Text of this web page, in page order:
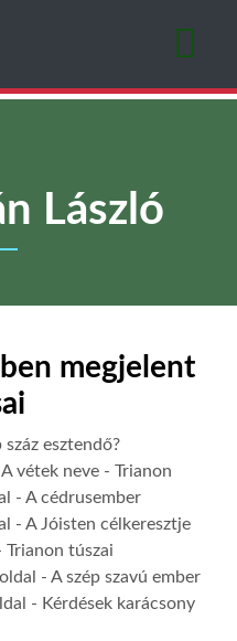
László
megjelent
száz esztendő?
A vétek neve - Trianon
- A cédrusember
- A Jóisten célkeresztje
Trianon túszai
- A szép szavú ember
- Kérdések karácsony